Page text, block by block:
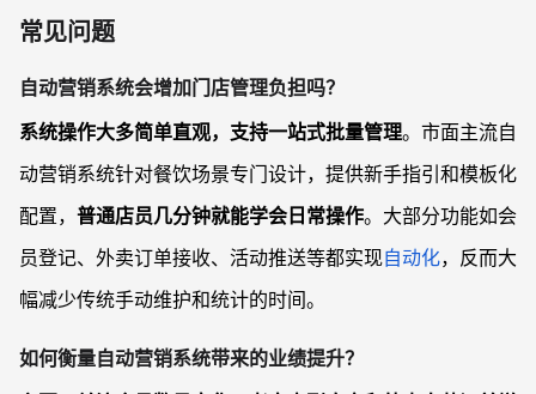
常见问题
自动营销系统会增加门店管理负担吗？
系统操作大多简单直观，支持一站式批量管理。市面主流自
动营销系统针对餐饮场景专门设计，提供新手指引和模板化
配置， 普通店员几分钟就能学会日常操作。大部分功能如会
员登记、外卖订单接收、活动推送等都实现自动化，反而大
幅减少传统手动维护和统计的时间。
如何衡量自动营销系统带来的业绩提升？